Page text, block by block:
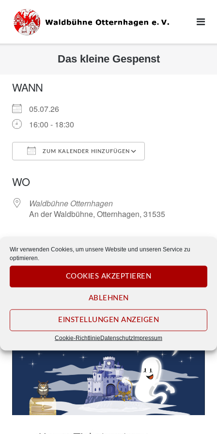
Wir verwenden Cookies, um unsere Website und unseren Service zu
optimieren.
COOKIES AKZEPTIEREN
ABLEHNEN
EINSTELLUNGEN ANZEIGEN
Cookie-RichtlinieDatenschutzImpressum
Inhalt
Das kleine Gespenst
WANN
05.07.26
16:00 - 18:30
ZUM KALENDER HINZUFÜGEN
WO
Waldbühne Otternhagen
An der Waldbühne, Otternhagen, 31535
Familienstück
erhalten Sie am einfachsten über unseren
Webshop beiReservix – dein Ticketportal.